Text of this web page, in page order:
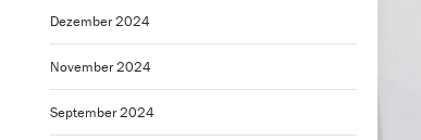
Dezember 2024
November 2024
September 2024